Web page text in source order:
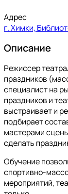
Адрес
г. Химки,
Описание
Режиссер
праздников
специалист на
праздников и
выстраивает и
подбирает
мастерами
сделать
Обучение
спортивно-
мероприятий,